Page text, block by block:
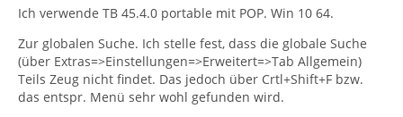
Ich verwende TB 45.4.0 portable mit POP. Win 10 64.
Zur globalen Suche. Ich stelle fest, dass die globale Suche
(über Extras=>Einstellungen=>Erweitert=>Tab Allgemein)
Teils Zeug nicht findet. Das jedoch über Crtl+Shift+F bzw.
das entspr. Menü sehr wohl gefunden wird.